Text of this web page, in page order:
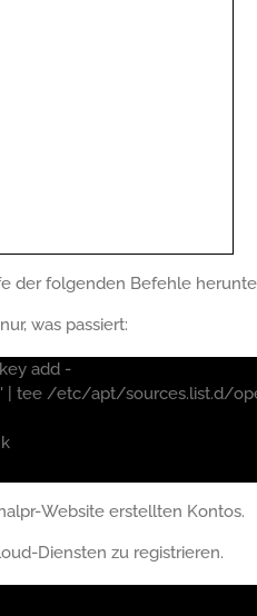
der folgenden Befehle
was passiert:
add -
tee /etc/apt/sources.list.d/
Website erstellten Kontos.
Diensten zu registrieren.